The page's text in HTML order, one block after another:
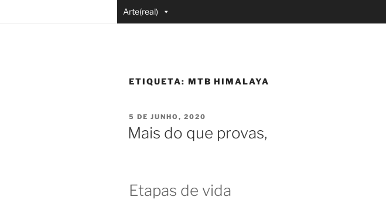
Arte(real)
ETIQUETA: MTB HIMALAYA
PUBLICADO
EM
5 DE JUNHO, 2020
Mais do que provas,
Etapas de vida